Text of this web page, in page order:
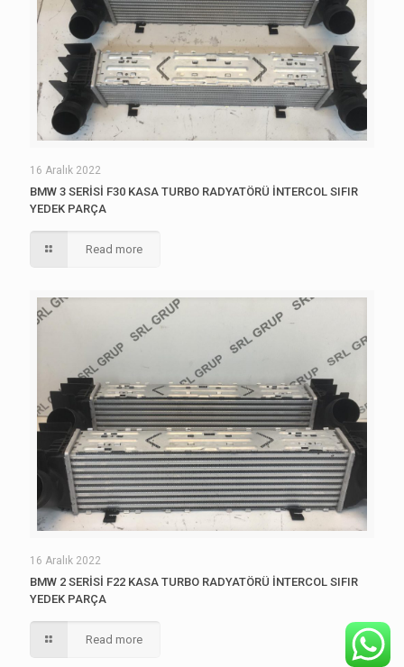
16 Aralık 2022
BMW 3 SERİSİ F30 KASA TURBO RADYATÖRÜ İNTERCOL SIFIR
YEDEK PARÇA
Read more
16 Aralık 2022
BMW 2 SERİSİ F22 KASA TURBO RADYATÖRÜ İNTERCOL SIFIR
YEDEK PARÇA
Read more